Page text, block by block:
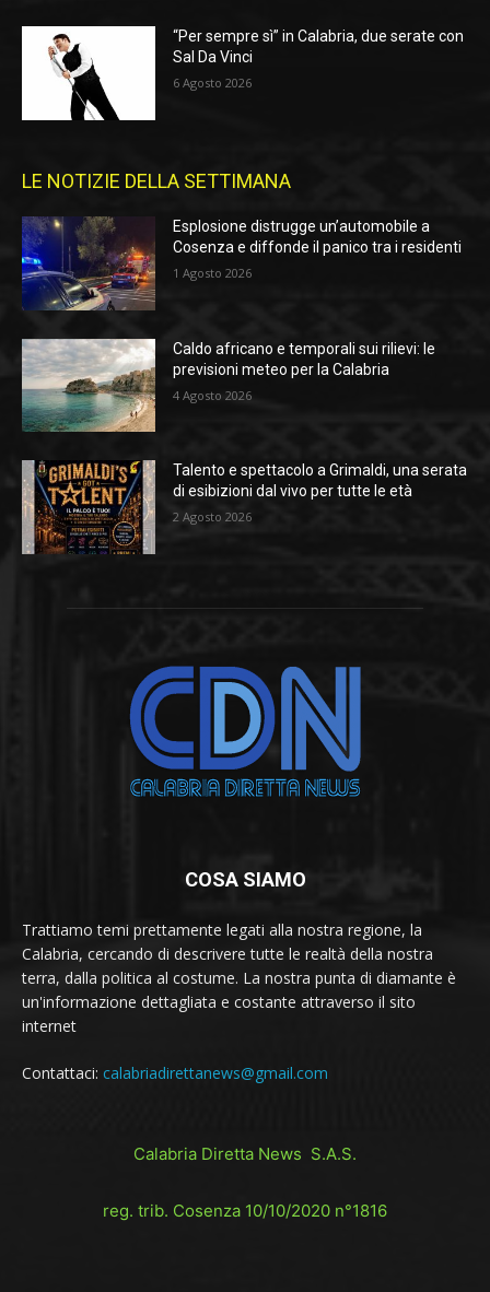
“Per sempre sì” in Calabria, due serate con
Sal Da Vinci
6 Agosto 2026
LE NOTIZIE DELLA SETTIMANA
Esplosione distrugge un’automobile a
Cosenza e diffonde il panico tra i residenti
1 Agosto 2026
Caldo africano e temporali sui rilievi: le
previsioni meteo per la Calabria
4 Agosto 2026
Talento e spettacolo a Grimaldi, una serata
di esibizioni dal vivo per tutte le età
2 Agosto 2026
COSA SIAMO
Trattiamo temi prettamente legati alla nostra regione, la
Calabria, cercando di descrivere tutte le realtà della nostra
terra, dalla politica al costume. La nostra punta di diamante è
un'informazione dettagliata e costante attraverso il sito
internet
Contattaci: calabriadirettanews@gmail.com
Calabria Diretta News S.A.S.
reg. trib. Cosenza 10/10/2020 n°1816